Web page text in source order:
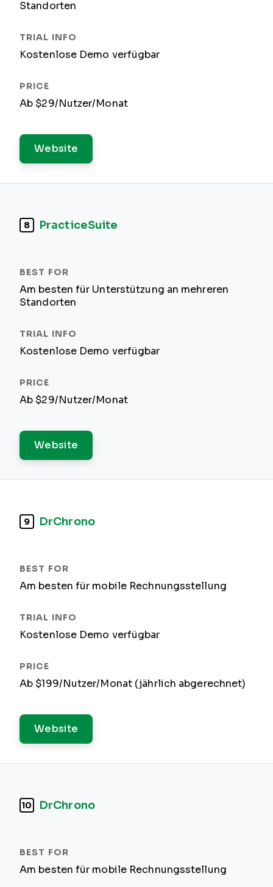
Standorten
Kostenlose Demo verfügbar
Ab $29/Nutzer/Monat
Website
8 PracticeSuite
Am besten für Unterstützung an mehreren
Standorten
Kostenlose Demo verfügbar
Ab $29/Nutzer/Monat
Website
9 DrChrono
Am besten für mobile Rechnungsstellung
Kostenlose Demo verfügbar
Ab $199/Nutzer/Monat (jährlich abgerechnet)
Website
10 DrChrono
Am besten für mobile Rechnungsstellung